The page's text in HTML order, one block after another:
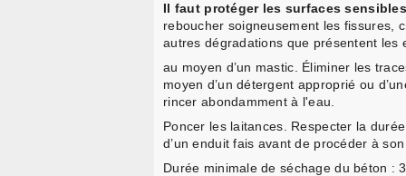
Il faut protéger les surfaces
reboucher soigneusement les fissures,
autres dégradations que présentent les
au moyen d’un mastic. Éliminer les
moyen d’un détergent approprié ou
rincer abondamment à l'eau.
Poncer les laitances. Respecter la
d’un enduit fais avant de procéder
Durée minimale de séchage du béton :